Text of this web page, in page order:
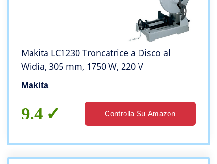
Makita LC1230 Troncatrice a Disco al
Widia, 305 mm, 1750 W, 220 V
Makita
9.4 Controlla Su Amazon